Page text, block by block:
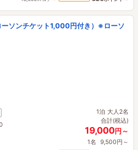
ーソンチケット1,000円付き）※ローソ
1泊 大人2名
合計(税込)
19,000円～
1名 9,500円～